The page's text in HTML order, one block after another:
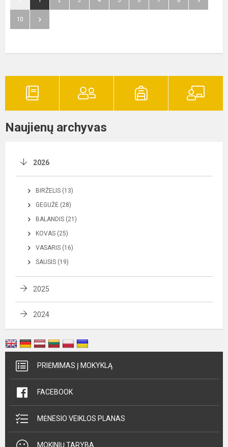
10
Naujienų archyvas
2026
BIRŽELIS (13)
GEGUŽĖ (28)
BALANDIS (21)
KOVAS (25)
VASARIS (16)
SAUSIS (19)
2025
2024
PRIĖMIMAS Į MOKYKLĄ
FACEBOOK
MĖNESIO VEIKLOS PLANAS
MOKINIŲ TARYBA